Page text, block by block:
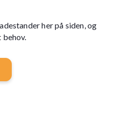
her på siden, og